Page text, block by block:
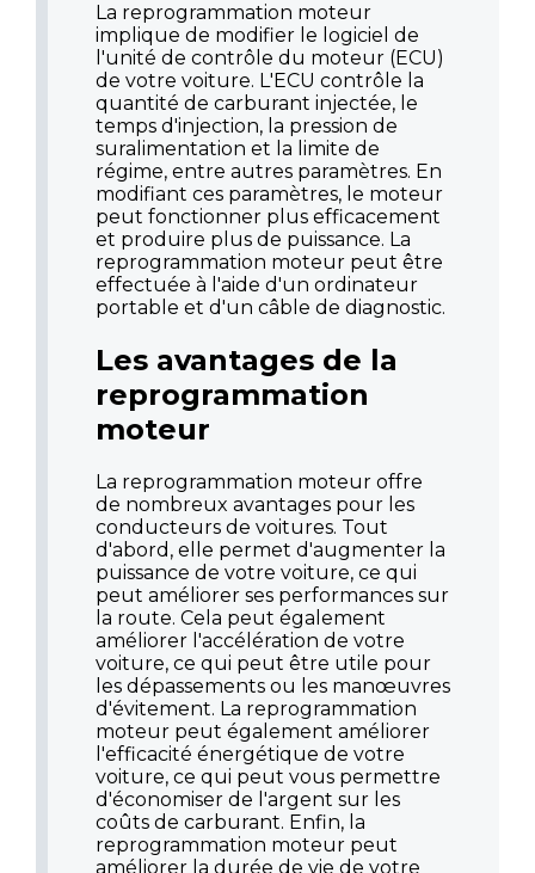
La reprogrammation moteur
implique de modifier le logiciel de
l'unité de contrôle du moteur (ECU)
de votre voiture. L'ECU contrôle la
quantité de carburant injectée, le
temps d'injection, la pression de
suralimentation et la limite de
régime, entre autres paramètres. En
modifiant ces paramètres, le moteur
peut fonctionner plus efficacement
et produire plus de puissance. La
reprogrammation moteur peut être
effectuée à l'aide d'un ordinateur
portable et d'un câble de diagnostic.
Les avantages de la
reprogrammation
moteur
La reprogrammation moteur offre
de nombreux avantages pour les
conducteurs de voitures. Tout
d'abord, elle permet d'augmenter la
puissance de votre voiture, ce qui
peut améliorer ses performances sur
la route. Cela peut également
améliorer l'accélération de votre
voiture, ce qui peut être utile pour
les dépassements ou les manœuvres
d'évitement. La reprogrammation
moteur peut également améliorer
l'efficacité énergétique de votre
voiture, ce qui peut vous permettre
d'économiser de l'argent sur les
coûts de carburant. Enfin, la
reprogrammation moteur peut
améliorer la durée de vie de votre